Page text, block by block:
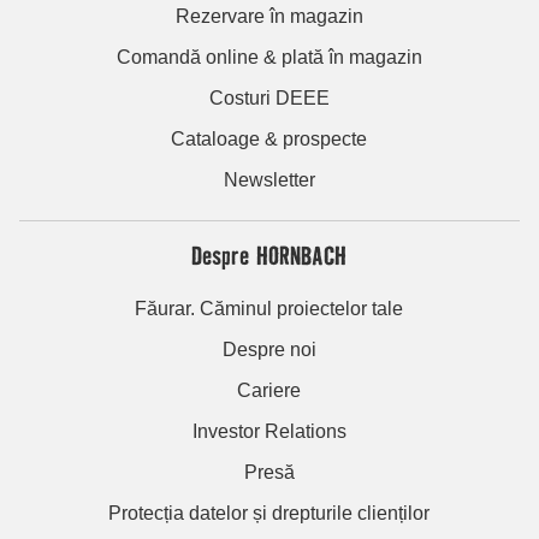
Rezervare în magazin
Comandă online & plată în magazin
Costuri DEEE
Cataloage & prospecte
Newsletter
Despre HORNBACH
Făurar. Căminul proiectelor tale
Despre noi
Cariere
Investor Relations
Presă
Protecția datelor și drepturile clienților